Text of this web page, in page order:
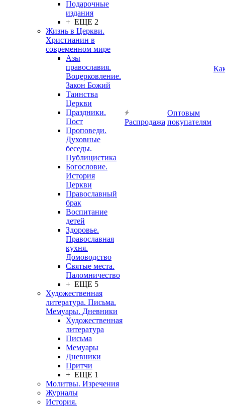
Подарочные
издания
+ ЕЩЕ 2
Жизнь в Церкви.
Христианин в
современном мире
Азы
православия.
Воцерковление.
Закон Божий
Таинства
Церкви
Праздники.
Пост
Проповеди.
Духовные
беседы.
Публицистика
Богословие.
История
Церкви
Православный
брак
Воспитание
детей
Здоровье.
Православная
кухня.
Домоводство
Святые места.
Паломничество
+ ЕЩЕ 5
Художественная
литература. Письма.
Мемуары. Дневники
Художественная
литература
Письма
Мемуары
Дневники
Притчи
+ ЕЩЕ 1
Молитвы. Изречения
Журналы
История.
Распродажа
Оптовым
покупателям